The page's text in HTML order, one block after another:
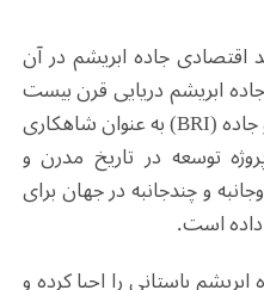
اقتصادی جاده ابریشم در آن
ابریشم دریایی قرن بیست
(BRI)به عنوان شاهکاری
توسعه در تاریخ مدرن و
و چندجانبه در جهان برای
داده است.
باستانی را احیا کرده و